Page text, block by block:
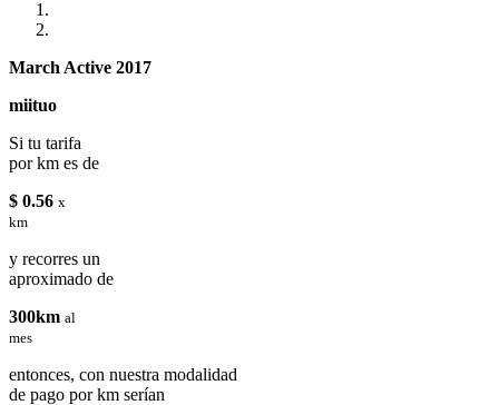
March Active 2017
miituo
Si tu tarifa
por km es de
$ 0.56 x
km
y recorres un
aproximado de
300km al
mes
entonces, con nuestra modalidad
de pago por km serían